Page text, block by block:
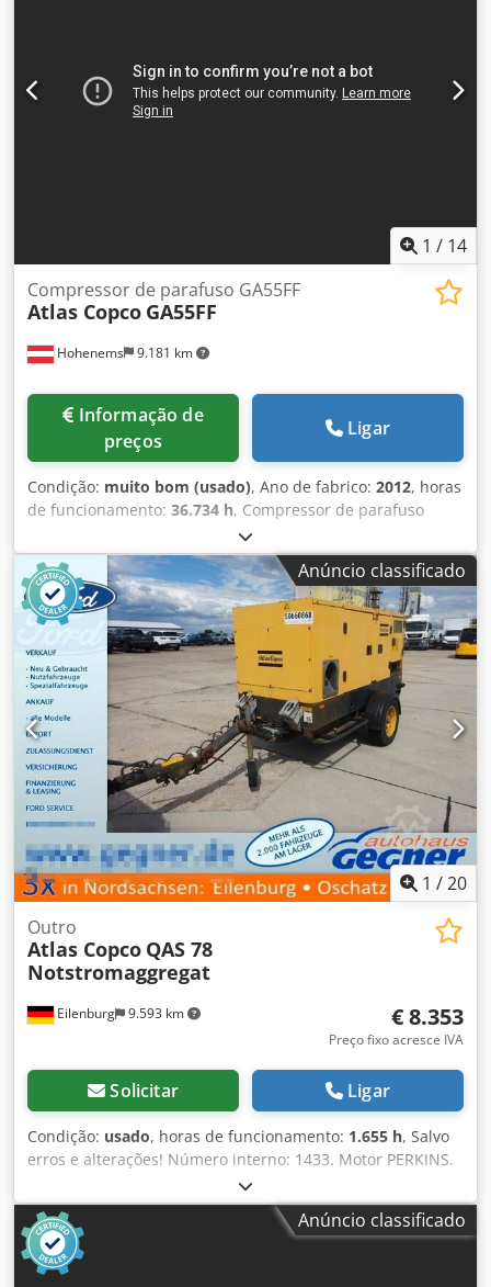
1 / 14
Hohenems 9.181 km
Compressor de parafuso GA55FF
Atlas Copco GA55FF
preços
Ligar
Condição: muito bom (usado), Ano de fabrico: 2012, horas
de funcionamento: 36.734 h, Compressor de parafuso
Atlas Copco GA55FF Secador integrado Dcedszphrwepfx Ag
Ejk 55 kW 9,80 bar 8,87 m3/min Ano de fabricação: 2012
Horas de funcionamento: 36.734
Anúncio classificado
1 /20
Eilenburg 9.593 km
Outro
Atlas Copco QAS 78
Notstromaggregat
€ 8.353
Preço fixo acresce IVA
Solicitar Ligar
Condição: usado, horas de funcionamento: 1.655 h, Salvo
erros e alterações! Número interno: 1433. Motor PERKINS.
O veículo não foi reparado/recondicionado! Dcjdpfxozp
Avko Ag Esk Entrega em todo o país possível mediante um
custo adicional. Salvo erros e alterações. Teremos todo o
prazer em aceitar o seu veículo como parte do pagamento.
Financiamento/leasing também possível sem entrada
Anúncio classificado